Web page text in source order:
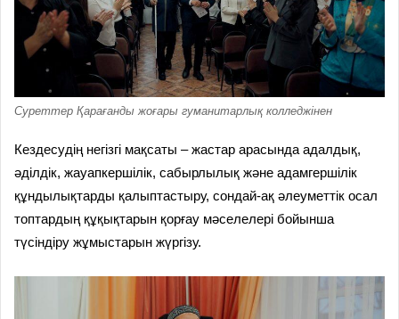
Суреттер Қарағанды жоғары гуманитарлық колледжінен
Кездесудің негізгі мақсаты – жастар арасында адалдық,
әділдік, жауапкершілік, сабырлылық және адамгершілік
құндылықтарды қалыптастыру, сондай-ақ әлеуметтік осал
топтардың құқықтарын қорғау мәселелері бойынша
түсіндіру жұмыстарын жүргізу.